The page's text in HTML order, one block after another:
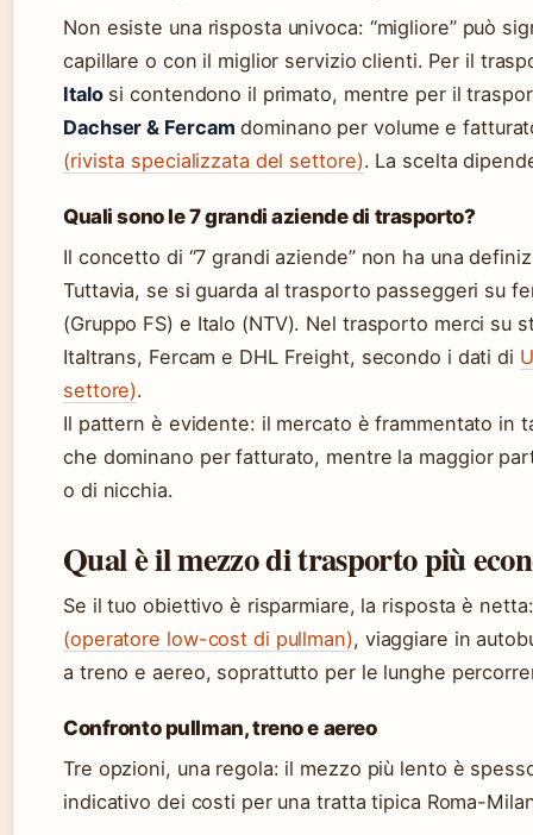
Non esiste una risposta univoca: “migliore” può
capillare o con il miglior servizio clienti. Per il
Italosi contendono il primato, mentre per il
Dachser & Fercam dominano per volume e
(rivista specializzata del settore). La scelta
Quali sono le 7 grandi aziende di trasporto?
Il concetto di “7 grandi aziende” non ha una
Tuttavia, se si guarda al trasporto passeggeri su
(Gruppo FS) e Italo (NTV). Nel trasporto merci su
Italtrans, Fercam e DHL Freight, secondo i dati di
settore).
Il pattern è evidente: il mercato è frammentato in
che dominano per fatturato, mentre la maggior
o di nicchia.
Qual è il mezzo di trasporto più
Se il tuo obiettivo è risparmiare, la risposta è
(operatore low-cost di pullman), viaggiare in
a treno e aereo, soprattutto per le lunghe
Confronto pullman, treno e aereo
Tre opzioni, una regola: il mezzo più lento è
indicativo dei costi per una tratta tipica Roma-